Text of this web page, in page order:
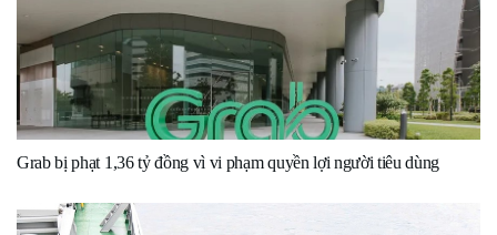
Grab bị phạt 1,36 tỷ đồng vì vi phạm quyền lợi người tiêu dùng